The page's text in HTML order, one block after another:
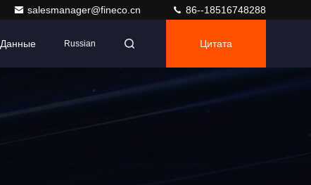
salesmanager@fineco.cn 86--18516748288
Данные Russian Цитата